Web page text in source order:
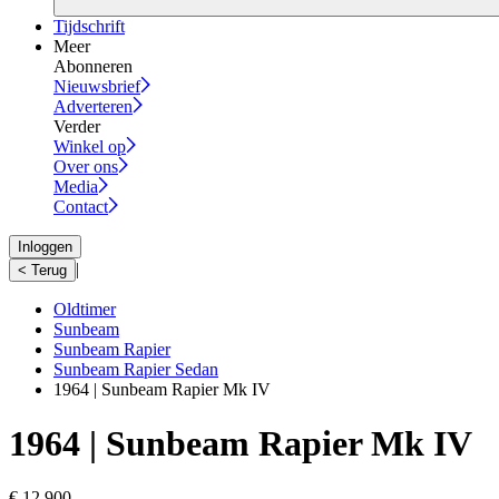
Tijdschrift
Meer
Abonneren
Nieuwsbrief
Adverteren
Verder
Winkel op
Over ons
Media
Contact
Inloggen
< Terug |
Oldtimer
Sunbeam
Sunbeam Rapier
Sunbeam Rapier Sedan
1964 | Sunbeam Rapier Mk IV
1964 | Sunbeam Rapier Mk IV